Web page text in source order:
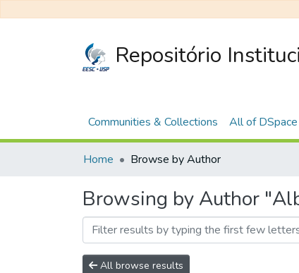
Repositório
Communities & Collections All of DSpace
Home Browse by Author
Browsing by Author
All browse results